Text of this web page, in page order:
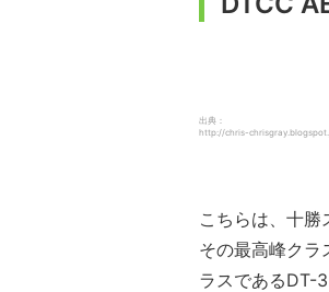
出典：
http://chris-
こちらは、十勝
その最高峰ク
ラスであるDT-